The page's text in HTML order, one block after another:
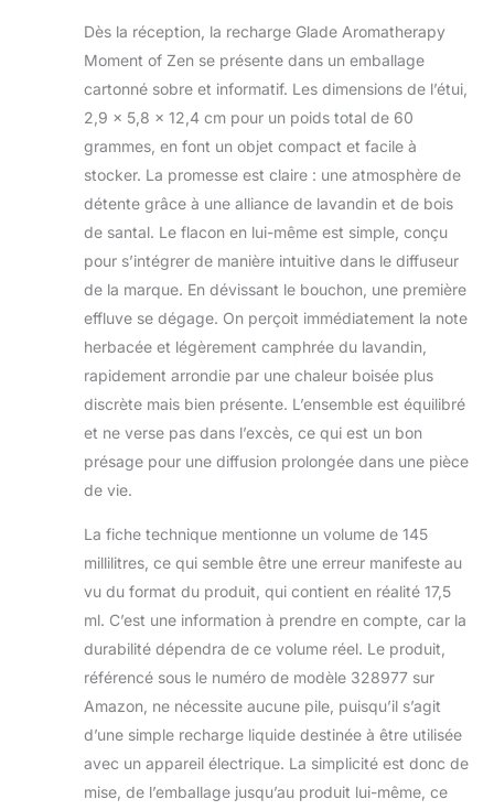
BÉNÉFICES : Notre
diffuseur de brume
parfumée Glade
utilise les bienfaits
de l'aromathérapie
pour vous
accompagner au
des parfums
infusés aux huiles
essentielles à
l'origine tracée. Il
s'adapte à toutes
vos envies grâce à
un système de
réglage d'intensité
de parfum (3
niveaux) ainsi que
de 6 réglages
moderne en fait un
merveilleux objet de
décoration
intérieure. PARFUM
pour vous et
profitez de la
douceur du parfum
Moment of Zen ;
sage combinaison
du duo d'huiles
essentielles de
Dès la réception, la recharge Glade Aromatherapy
Moment of Zen se présente dans un emballage
cartonné sobre et informatif. Les dimensions de l’étui,
2,9 x 5,8 x 12,4 cm pour un poids total de 60
grammes, en font un objet compact et facile à
stocker. La promesse est claire : une atmosphère de
détente grâce à une alliance de lavandin et de bois
de santal. Le flacon en lui-même est simple, conçu
pour s’intégrer de manière intuitive dans le diffuseur
de la marque. En dévissant le bouchon, une première
effluve se dégage. On perçoit immédiatement la note
herbacée et légèrement camphrée du lavandin,
rapidement arrondie par une chaleur boisée plus
discrète mais bien présente. L’ensemble est équilibré
et ne verse pas dans l’excès, ce qui est un bon
présage pour une diffusion prolongée dans une pièce
de vie.
La fiche technique mentionne un volume de 145
millilitres, ce qui semble être une erreur manifeste au
vu du format du produit, qui contient en réalité 17,5
ml. C’est une information à prendre en compte, car la
durabilité dépendra de ce volume réel. Le produit,
référencé sous le numéro de modèle 328977 sur
Amazon, ne nécessite aucune pile, puisqu’il s’agit
d’une simple recharge liquide destinée à être utilisée
avec un appareil électrique. La simplicité est donc de
mise, de l’emballage jusqu’au produit lui-même, ce